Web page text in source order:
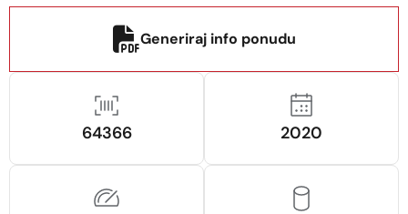
Generiraj info ponudu
64366 2020